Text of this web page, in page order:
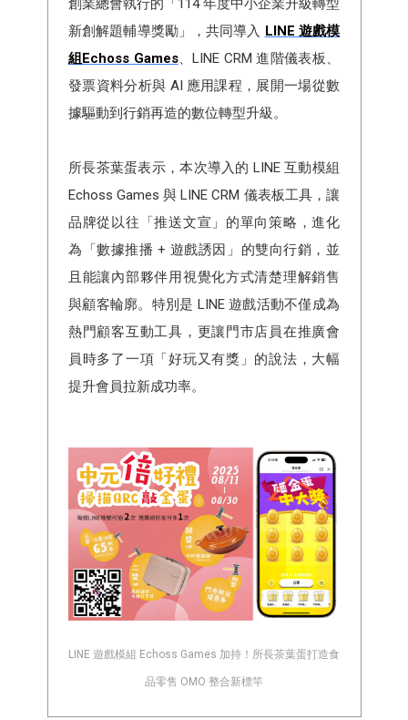
創業總會執行的「114 年度中小企業升級轉型
新創解題輔導獎勵」，共同導入 LINE 遊戲模
組Echoss Games、LINE CRM 進階儀表板、
發票資料分析與 AI 應用課程，展開一場從數
據驅動到行銷再造的數位轉型升級。
所長茶葉蛋表示，本次導入的 LINE 互動模組
Echoss Games 與 LINE CRM 儀表板工具，讓
品牌從以往「推送文宣」的單向策略，進化
為「數據推播 + 遊戲誘因」的雙向行銷，並
且能讓內部夥伴用視覺化方式清楚理解銷售
與顧客輪廓。特別是 LINE 遊戲活動不僅成為
熱門顧客互動工具，更讓門市店員在推廣會
員時多了一項「好玩又有獎」的說法，大幅
提升會員拉新成功率。
LINE 遊戲模組 Echoss Games 加持！所長茶葉蛋打造食
品零售 OMO 整合新標竿